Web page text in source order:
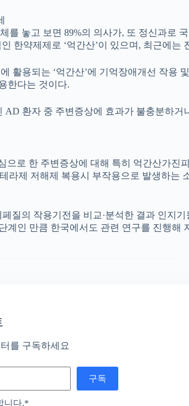
를 놓고 보면 89%의 의사가, 또 정신과로
한약제제로 ‘억간산’이 있으며, 최근에
활용되는 ‘억간산’에 기억장애개선 작용
한다는 것이다.
환자 중 주변증상에 효과가 불충분하
으로 한 주변증상에 대해 특히 억간산가
라제 저해제 복용시 부작용으로 발생하
질의 작용기전을 비교·분석한 결과 인지
계인 만큼 한국에서도 관련 연구를 진행해
를 구독하세요
구독
니다.*